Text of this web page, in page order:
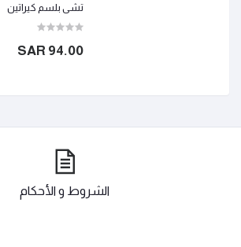
تشي بلسم كيراتين
94.00 SAR
الشروط و الأحكام